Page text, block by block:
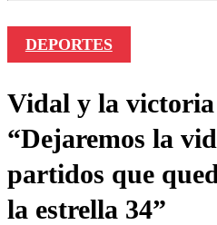
DEPORTES
Vidal y la
“Dejaremos la
partidos que
la estrella 34”